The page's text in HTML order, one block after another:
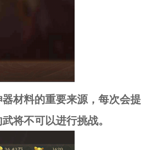
材料的重要来源，每次会提
将不可以进行挑战。